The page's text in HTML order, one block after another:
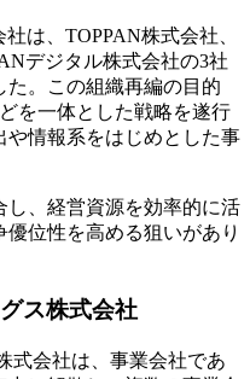
は、TOPPAN株式会社、
デジタル株式会社の3社
た。この組織再編の目的
を一体とした戦略を遂行
や情報系をはじめとした事
し、経営資源を効率的に活
位性を高める狙いがあり
ス株式会社
式会社は、事業会社であ